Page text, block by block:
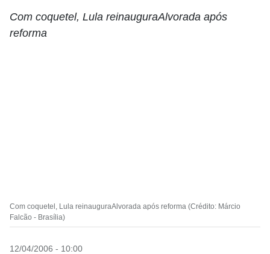
Com coquetel, Lula reinauguraAlvorada após
reforma
Com coquetel, Lula reinauguraAlvorada após reforma (Crédito: Márcio
Falcão - Brasília)
12/04/2006 - 10:00